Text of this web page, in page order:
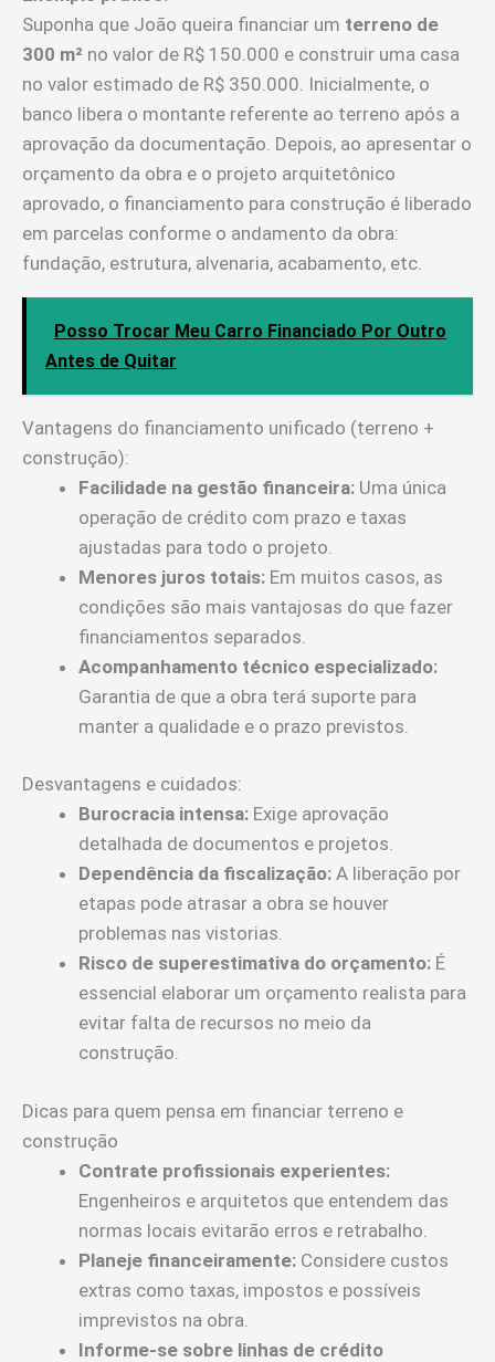
Suponha que João queira financiar um terreno de
300 m² no valor de R$ 150.000 e construir uma casa
no valor estimado de R$ 350.000. Inicialmente, o
banco libera o montante referente ao terreno após a
aprovação da documentação. Depois, ao apresentar o
orçamento da obra e o projeto arquitetônico
aprovado, o financiamento para construção é liberado
em parcelas conforme o andamento da obra:
fundação, estrutura, alvenaria, acabamento, etc.
Posso Trocar Meu Carro Financiado Por Outro
Antes de Quitar
Vantagens do financiamento unificado (terreno +
construção):
Facilidade na gestão financeira: Uma única
operação de crédito com prazo e taxas
ajustadas para todo o projeto.
Menores juros totais: Em muitos casos, as
condições são mais vantajosas do que fazer
financiamentos separados.
Acompanhamento técnico especializado:
Garantia de que a obra terá suporte para
manter a qualidade e o prazo previstos.
Desvantagens e cuidados:
Burocracia intensa: Exige aprovação
detalhada de documentos e projetos.
Dependência da fiscalização: A liberação por
etapas pode atrasar a obra se houver
problemas nas vistorias.
Risco de superestimativa do orçamento: É
essencial elaborar um orçamento realista para
evitar falta de recursos no meio da
construção.
Dicas para quem pensa em financiar terreno e
construção
Contrate profissionais experientes:
Engenheiros e arquitetos que entendem das
normas locais evitarão erros e retrabalho.
Planeje financeiramente: Considere custos
extras como taxas, impostos e possíveis
imprevistos na obra.
Informe-se sobre linhas de crédito